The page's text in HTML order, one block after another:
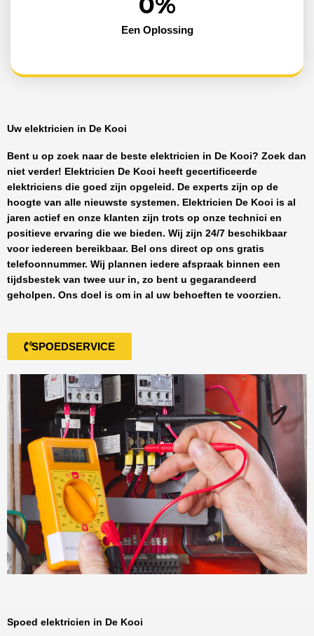
Een Oplossing
Uw elektricien in De Kooi
Bent u op zoek naar de beste elektricien in De Kooi? Zoek dan
niet verder! Elektricien De Kooi heeft gecertificeerde
elektriciens die goed zijn opgeleid. De experts zijn op de
hoogte van alle nieuwste systemen. Elektricien De Kooi is al
jaren actief en onze klanten zijn trots op onze technici en
positieve ervaring die we bieden. Wij zijn 24/7 beschikbaar
voor iedereen bereikbaar. Bel ons direct op ons gratis
telefoonnummer. Wij plannen iedere afspraak binnen een
tijdsbestek van twee uur in, zo bent u gegarandeerd
geholpen. Ons doel is om in al uw behoeften te voorzien.
SPOEDSERVICE
Spoed elektricien in De Kooi